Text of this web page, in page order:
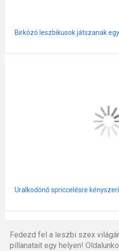
Birkózó leszbikusok játszanak
Uralkodónő spriccelésre
Fedezd fel a leszbi szex
pillanatait egy helyen!